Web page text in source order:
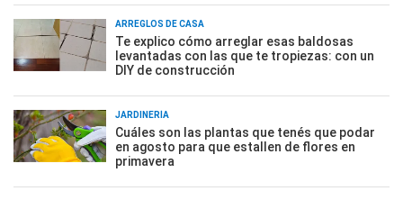
ARREGLOS DE CASA
Te explico cómo arreglar esas baldosas
levantadas con las que te tropiezas: con un
DIY de construcción
JARDINERÍA
Cuáles son las plantas que tenés que podar
en agosto para que estallen de flores en
primavera